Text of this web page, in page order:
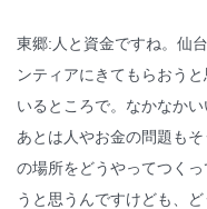
東郷:人と資金ですね。仙
ンティアにきてもらおう
いるところで。なかなか
あとは人やお金の問題も
の場所をどうやってつく
うと思うんですけども、